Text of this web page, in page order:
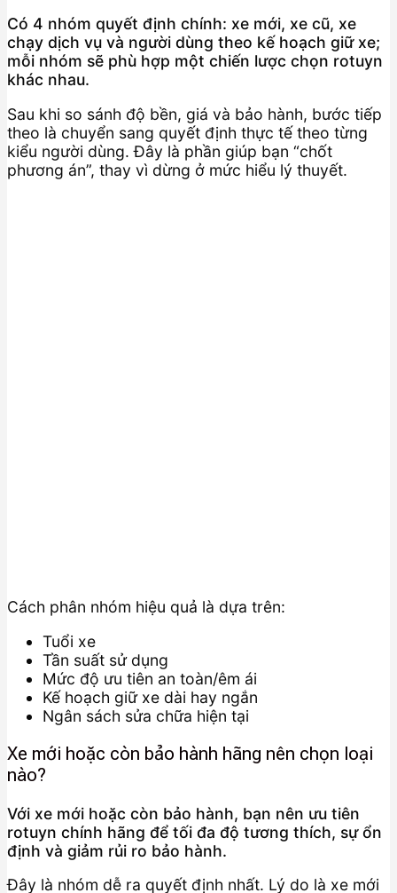
Có 4 nhóm quyết định chính: xe mới, xe cũ, xe
chạy dịch vụ và người dùng theo kế hoạch giữ xe;
mỗi nhóm sẽ phù hợp một chiến lược chọn rotuyn
khác nhau.
Sau khi so sánh độ bền, giá và bảo hành, bước tiếp
theo là chuyển sang quyết định thực tế theo từng
kiểu người dùng. Đây là phần giúp bạn “chốt
phương án”, thay vì dừng ở mức hiểu lý thuyết.
Cách phân nhóm hiệu quả là dựa trên:
Tuổi xe
Tần suất sử dụng
Mức độ ưu tiên an toàn/êm ái
Kế hoạch giữ xe dài hay ngắn
Ngân sách sửa chữa hiện tại
Xe mới hoặc còn bảo hành hãng nên chọn loại
nào?
Với xe mới hoặc còn bảo hành, bạn nên ưu tiên
rotuyn chính hãng để tối đa độ tương thích, sự ổn
định và giảm rủi ro bảo hành.
Đây là nhóm dễ ra quyết định nhất. Lý do là xe mới